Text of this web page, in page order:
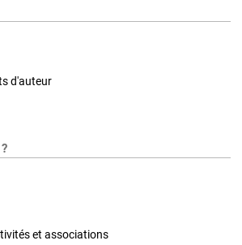
d'auteur
et associations